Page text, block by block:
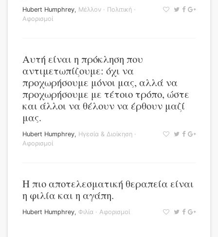
Hubert Humphrey, Μέλλον · Πολιτική ·
Αφορισμοί
Αυτή είναι η πρόκληση που
αντιμετωπίζουμε: όχι να
προχωρήσουμε μόνοι μας, αλλά να
προχωρήσουμε με τέτοιο τρόπο, ώστε
και άλλοι να θέλουν να έρθουν μαζί
μας.
Hubert Humphrey, Ηγεσία & Διοίκηση ·
Αφορισμοί
Η πιο αποτελεσματική θεραπεία είναι
η φιλία και η αγάπη.
Hubert Humphrey, Φιλία · Αφορισμοί